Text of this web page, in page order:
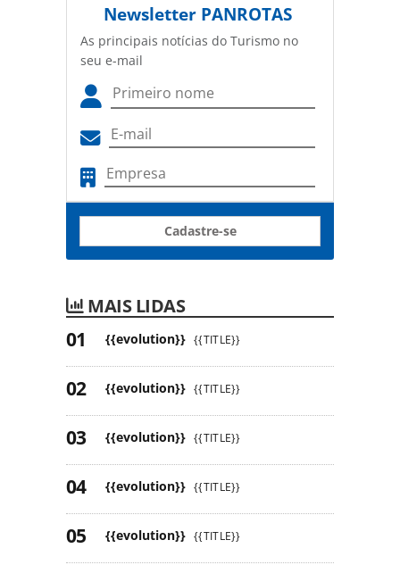
Newsletter PANROTAS
As principais notícias do Turismo no
seu e-mail
Cadastre-se
MAIS LIDAS
{{evolution}} {{TITLE}}
{{evolution}} {{TITLE}}
{{evolution}} {{TITLE}}
{{evolution}} {{TITLE}}
{{evolution}} {{TITLE}}